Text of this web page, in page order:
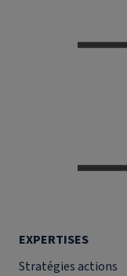
EXPERTISES
Stratégies actions